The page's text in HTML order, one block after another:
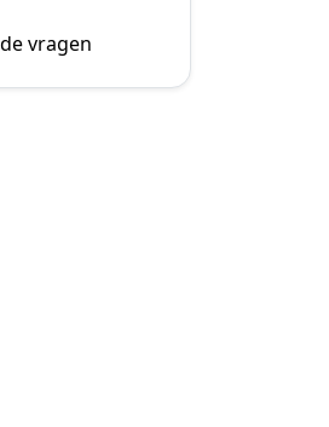
vragen